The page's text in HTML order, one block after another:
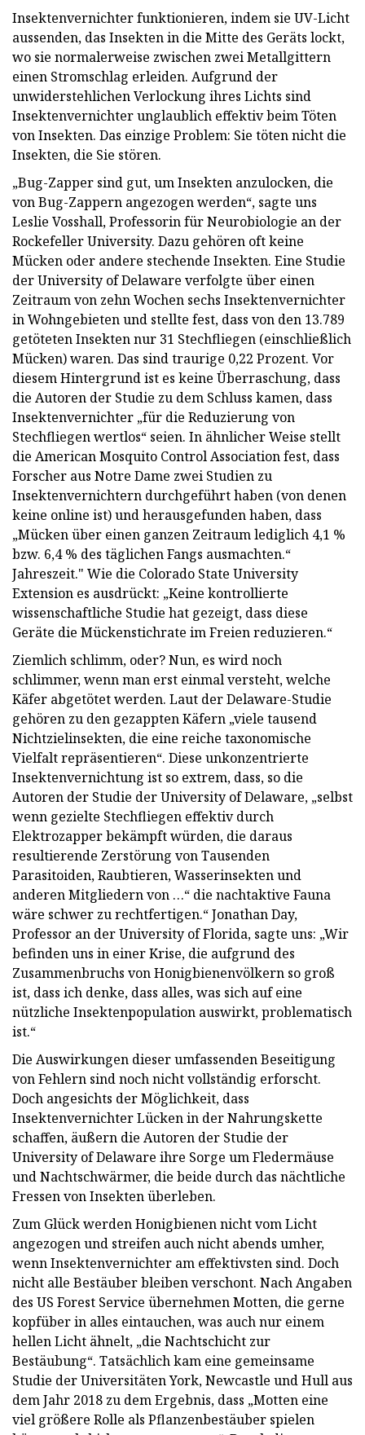
Insektenvernichter funktionieren, indem sie UV-Licht
aussenden, das Insekten in die Mitte des Geräts lockt,
wo sie normalerweise zwischen zwei Metallgittern
einen Stromschlag erleiden. Aufgrund der
unwiderstehlichen Verlockung ihres Lichts sind
Insektenvernichter unglaublich effektiv beim Töten
von Insekten. Das einzige Problem: Sie töten nicht die
Insekten, die Sie stören.
„Bug-Zapper sind gut, um Insekten anzulocken, die
von Bug-Zappern angezogen werden“, sagte uns
Leslie Vosshall, Professorin für Neurobiologie an der
Rockefeller University. Dazu gehören oft keine
Mücken oder andere stechende Insekten. Eine Studie
der University of Delaware verfolgte über einen
Zeitraum von zehn Wochen sechs Insektenvernichter
in Wohngebieten und stellte fest, dass von den 13.789
getöteten Insekten nur 31 Stechfliegen (einschließlich
Mücken) waren. Das sind traurige 0,22 Prozent. Vor
diesem Hintergrund ist es keine Überraschung, dass
die Autoren der Studie zu dem Schluss kamen, dass
Insektenvernichter „für die Reduzierung von
Stechfliegen wertlos“ seien. In ähnlicher Weise stellt
die American Mosquito Control Association fest, dass
Forscher aus Notre Dame zwei Studien zu
Insektenvernichtern durchgeführt haben (von denen
keine online ist) und herausgefunden haben, dass
„Mücken über einen ganzen Zeitraum lediglich 4,1 %
bzw. 6,4 % des täglichen Fangs ausmachten.“
Jahreszeit." Wie die Colorado State University
Extension es ausdrückt: „Keine kontrollierte
wissenschaftliche Studie hat gezeigt, dass diese
Geräte die Mückenstichrate im Freien reduzieren.“
Ziemlich schlimm, oder? Nun, es wird noch
schlimmer, wenn man erst einmal versteht, welche
Käfer abgetötet werden. Laut der Delaware-Studie
gehören zu den gezappten Käfern „viele tausend
Nichtzielinsekten, die eine reiche taxonomische
Vielfalt repräsentieren“. Diese unkonzentrierte
Insektenvernichtung ist so extrem, dass, so die
Autoren der Studie der University of Delaware, „selbst
wenn gezielte Stechfliegen effektiv durch
Elektrozapper bekämpft würden, die daraus
resultierende Zerstörung von Tausenden
Parasitoiden, Raubtieren, Wasserinsekten und
anderen Mitgliedern von …“ die nachtaktive Fauna
wäre schwer zu rechtfertigen.“ Jonathan Day,
Professor an der University of Florida, sagte uns: „Wir
befinden uns in einer Krise, die aufgrund des
Zusammenbruchs von Honigbienenvölkern so groß
ist, dass ich denke, dass alles, was sich auf eine
nützliche Insektenpopulation auswirkt, problematisch
ist.“
Die Auswirkungen dieser umfassenden Beseitigung
von Fehlern sind noch nicht vollständig erforscht.
Doch angesichts der Möglichkeit, dass
Insektenvernichter Lücken in der Nahrungskette
schaffen, äußern die Autoren der Studie der
University of Delaware ihre Sorge um Fledermäuse
und Nachtschwärmer, die beide durch das nächtliche
Fressen von Insekten überleben.
Zum Glück werden Honigbienen nicht vom Licht
angezogen und streifen auch nicht abends umher,
wenn Insektenvernichter am effektivsten sind. Doch
nicht alle Bestäuber bleiben verschont. Nach Angaben
des US Forest Service übernehmen Motten, die gerne
kopfüber in alles eintauchen, was auch nur einem
hellen Licht ähnelt, „die Nachtschicht zur
Bestäubung“. Tatsächlich kam eine gemeinsame
Studie der Universitäten York, Newcastle und Hull aus
dem Jahr 2018 zu dem Ergebnis, dass „Motten eine
viel größere Rolle als Pflanzenbestäuber spielen